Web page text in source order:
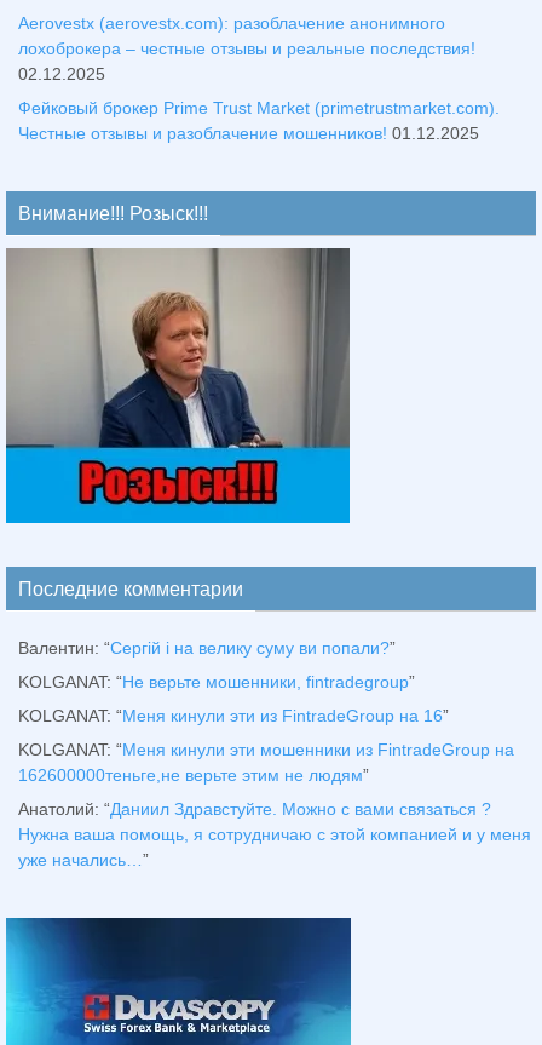
Aerovestx (aerovestx.com): разоблачение анонимного
лохоброкера – честные отзывы и реальные последствия!
02.12.2025
Фейковый брокер Prime Trust Market (primetrustmarket.com).
Честные отзывы и разоблачение мошенников! 01.12.2025
Внимание!!! Розыск!!!
Последние комментарии
Валентин: “Сергій і на велику суму ви попали?”
KOLGANAT: “Не верьте мошенники, fintradegroup”
KOLGANAT: “Меня кинули эти из FintradeGroup на 16”
KOLGANAT: “Меня кинули эти мошенники из FintradeGroup на
162600000теньге,не верьте этим не людям”
Анатолий: “Даниил Здравстуйте. Можно с вами связаться ?
Нужна ваша помощь, я сотрудничаю с этой компанией и у меня
уже начались… ”